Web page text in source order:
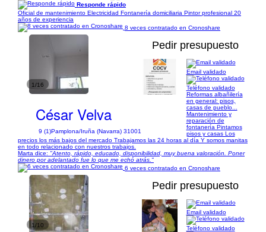
Responde rápido
Oficial de mantenimiento Electricidad Fontanería domiciliaria Pintor profesional 20
años de experiencia
8 veces contratado en Cronoshare
1/16
Pedir presupuesto
César Velva
9 (1)Pamplona/Iruña (Navarra) 31001
Email validado
Teléfono validado
Reformas albañilería
en general: pisos,
casas de pueblo...
Mantenimiento y
reparación de
fontanería Pintamos
pisos y casas Los
precios los más bajos del mercado Trabajamos las 24 horas al día Y somos manitas
en todo relacionado con nuestros trabajos.
Marta dice: "Atento, rápido, educado, disponibilidad, muy buena valoración. Poner
dinero por adelantado fue lo que me echó atrás."
6 veces contratado en Cronoshare
1/10
Pedir presupuesto
Email validado
Teléfono validado